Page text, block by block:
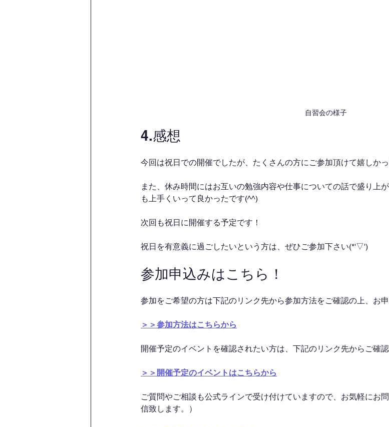
自習会の様子
4.感想
今回は祝日での開催でしたが、たくさんの方にご参加頂けて嬉しかっ
また、休み時間にはお互いの勉強内容や仕事についての話で盛り上
も上手くいって良かったです(^^)
次回も祝日に開催する予定です！
祝日を有意義に過ごしたいという方は、ぜひご参加下さい(*'▽')
参加申込みはこちら！
参加をご希望の方は下記のリンク先から参加方法をご確認の上、お申
＞＞参加方法はこちらから
開催予定のイベントを確認されたい方は、下記のリンク先からご確認
＞＞開催予定のイベントはこちらから
ご質問やご相談も公式ラインで受け付けていますので、お気軽にお
信致します。）